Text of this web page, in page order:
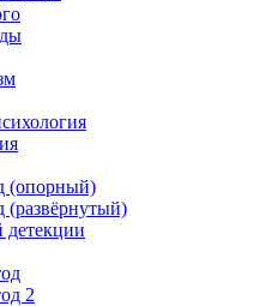
(опорный)
(развёрнутый)
детекции
2